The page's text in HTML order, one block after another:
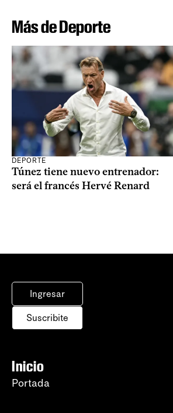
Más de Deporte
DEPORTE
Túnez tiene nuevo entrenador:
será el francés Hervé Renard
Ingresar
Suscribite
Inicio
Portada